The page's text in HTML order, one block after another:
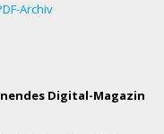
Archiv
Digital-Magazin